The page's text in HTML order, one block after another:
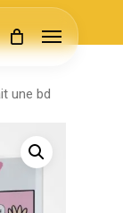
Menu
une bd